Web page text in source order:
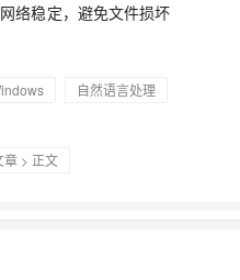
络稳定，避免文件损坏
自然语言处理
章 > 正文